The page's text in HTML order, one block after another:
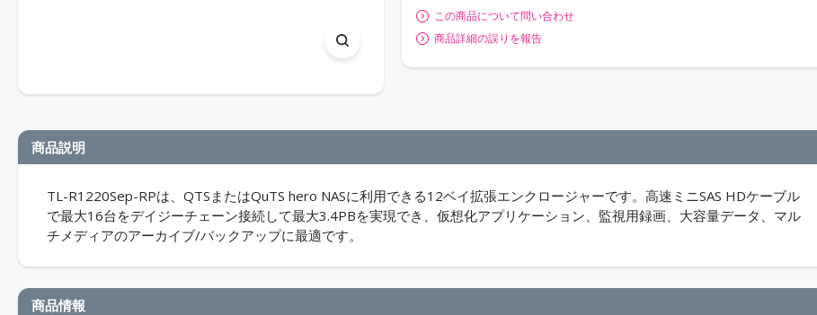
この商品について問い合わせ
商品詳細の誤りを報告
商品説明
TL-R1220Sep-RPは、QTSまたはQuTS hero NASに利用できる12ベイ拡張エンクロージャーです。高速ミニSAS HDケーブル
で最大16台をデイジーチェーン接続して最大3.4PBを実現でき、仮想化アプリケーション、監視用録画、大容量データ、マル
チメディアのアーカイブ/バックアップに最適です。
商品情報